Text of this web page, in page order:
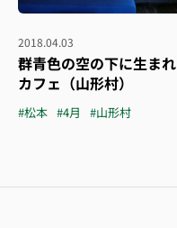
2018.04.03
群青色の空の下に生ま
カフェ（山形村）
#松本 #4月 #山形村